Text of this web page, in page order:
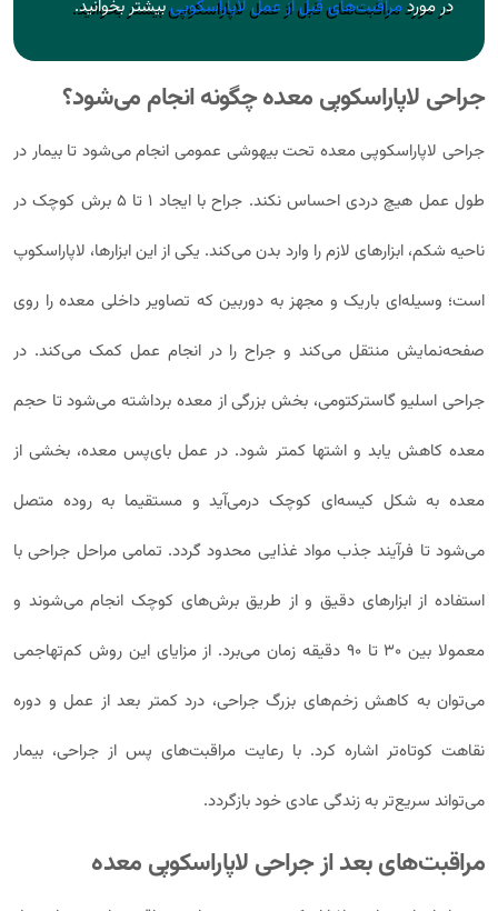
در موردمراقبت‌های قبل از عمل لاپاراسکوپیبیشتر بخوانید.
جراحی لاپاراسکوپی معده چگونه انجام می‌شود؟
جراحی لاپاراسکوپی معده تحت بیهوشی عمومی انجام می‌شود تا بیمار در
طول عمل هیچ دردی احساس نکند. جراح با ایجاد ۱ تا ۵ برش کوچک در
ناحیه شکم، ابزارهای لازم را وارد بدن می‌کند. یکی از این ابزارها، لاپاراسکوپ
است؛ وسیله‌ای باریک و مجهز به دوربین که تصاویر داخلی معده را روی
صفحه‌نمایش منتقل می‌کند و جراح را در انجام عمل کمک می‌کند. در
جراحی اسلیو گاسترکتومی، بخش بزرگی از معده برداشته می‌شود تا حجم
معده کاهش یابد و اشتها کمتر شود. در عمل بای‌پس معده، بخشی از
معده به شکل کیسه‌ای کوچک درمی‌آید و مستقیما به روده متصل
می‌شود تا فرآیند جذب مواد غذایی محدود گردد. تمامی مراحل جراحی با
استفاده از ابزارهای دقیق و از طریق برش‌های کوچک انجام می‌شوند و
معمولا بین ۳۰ تا ۹۰ دقیقه زمان می‌برد. از مزایای این روش کم‌تهاجمی
می‌توان به کاهش زخم‌های بزرگ جراحی، درد کمتر بعد از عمل و دوره
نقاهت کوتاه‌تر اشاره کرد. با رعایت مراقبت‌های پس از جراحی، بیمار
می‌تواند سریع‌تر به زندگی عادی خود بازگردد.
مراقبت‌های بعد از جراحی لاپاراسکوپی معده